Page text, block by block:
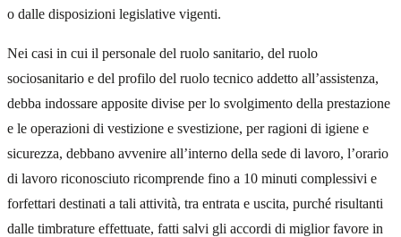
o dalle disposizioni legislative vigenti.
Nei casi in cui il personale del ruolo sanitario, del ruolo
sociosanitario e del profilo del ruolo tecnico addetto all’assistenza,
debba indossare apposite divise per lo svolgimento della prestazione
e le operazioni di vestizione e svestizione, per ragioni di igiene e
sicurezza, debbano avvenire all’interno della sede di lavoro, l’orario
di lavoro riconosciuto ricomprende fino a 10 minuti complessivi e
forfettari destinati a tali attività, tra entrata e uscita, purché risultanti
dalle timbrature effettuate, fatti salvi gli accordi di miglior favore in